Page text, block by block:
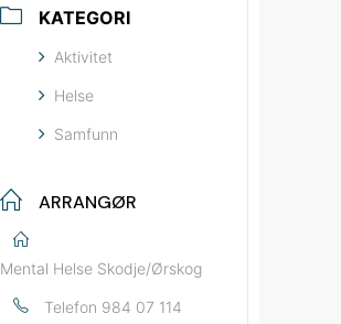
KATEGORI
Aktivitet
Helse
Samfunn
ARRANGØR
Mental Helse Skodje/Ørskog
Telefon 984 07 114